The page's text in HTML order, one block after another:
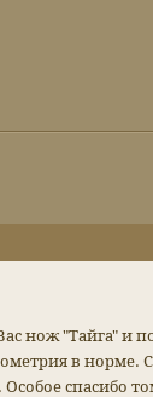
нож "Тайга"
в
спасибо